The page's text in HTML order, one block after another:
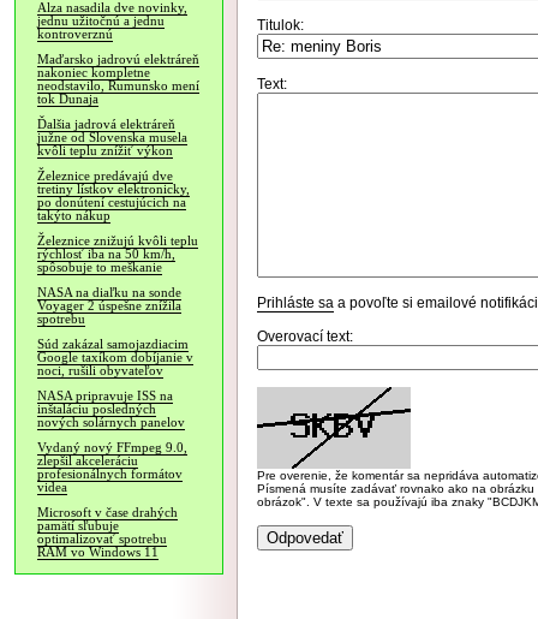
Alza nasadila dve novinky,
jednu užitočnú a jednu
kontroverznú
Maďarsko jadrovú elektráreň
nakoniec kompletne
neodstavilo, Rumunsko mení
tok Dunaja
Ďalšia jadrová elektráreň
južne od Slovenska musela
kvôli teplu znížiť výkon
Železnice predávajú dve
tretiny lístkov elektronicky,
po donútení cestujúcich na
takýto nákup
Železnice znižujú kvôli teplu
rýchlosť iba na 50 km/h,
spôsobuje to meškanie
NASA na diaľku na sonde
Voyager 2 úspešne znížila
spotrebu
Súd zakázal samojazdiacim
Google taxíkom dobíjanie v
noci, rušili obyvateľov
NASA pripravuje ISS na
inštaláciu posledných
nových solárnych panelov
Vydaný nový FFmpeg 9.0,
zlepšil akceleráciu
profesionálnych formátov
videa
Microsoft v čase drahých
pamätí sľubuje
optimalizovať spotrebu
RAM vo Windows 11
Titulok:
Text:
Prihláste sa a povoľte si emailové
Overovací text:
Pre overenie, že komentár sa nepridáva
Písmená musíte zadávať rovnako ako na
obrázok". V texte sa používajú iba znaky